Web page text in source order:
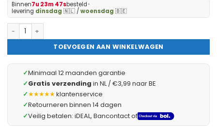
Binnen7u 23m 46sbesteld•
levering dinsdag 🇳🇱 /woensdag 🇧🇪
Luidsprekerkabel - Speakerkabel - Audiokabel 10m - 10 meter -
TOEVOEGEN AAN WINKELWAGEN
✓Minimaal 12 maanden garantie
✓Gratis verzending in NL / €3,99 naar BE
✓★★★★★klantenservice
✓Retourneren binnen 14 dagen
✓Veilig betalen: iDEAL, Bancontact of